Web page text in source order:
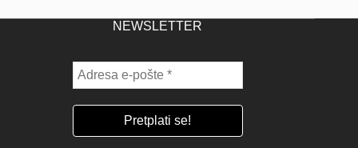
NEWSLETTER